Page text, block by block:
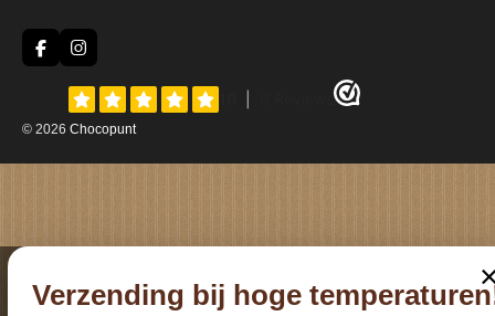
F
a
b
o
I
n
s
t
a
g
© 2026 Chocopunt
Verzending bij hoge